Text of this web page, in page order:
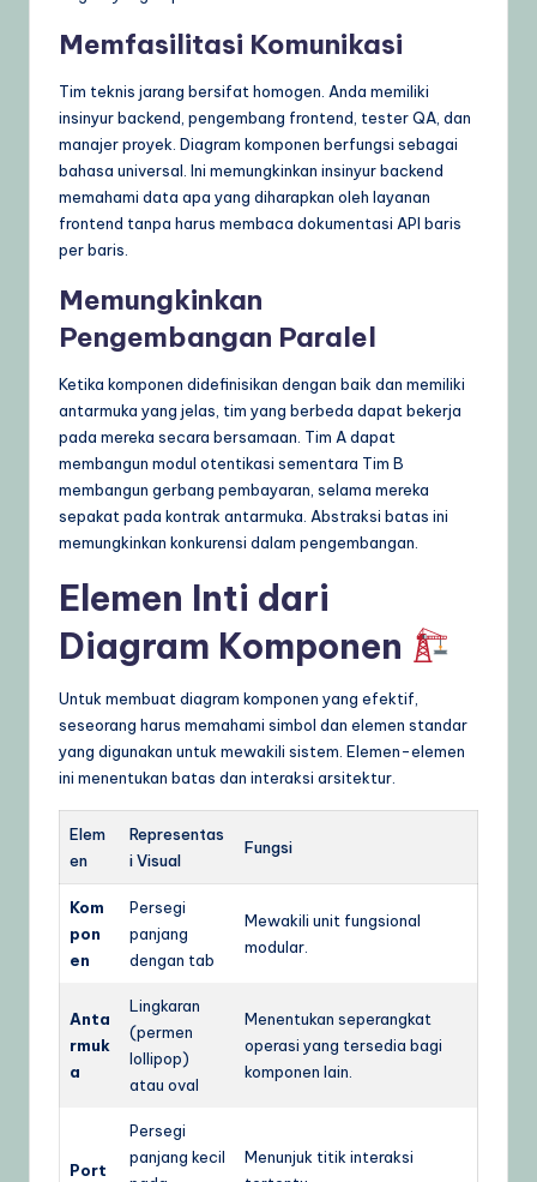
Memfasilitasi Komunikasi
Tim teknis jarang bersifat homogen. Anda memiliki
insinyur backend, pengembang frontend, tester QA, dan
manajer proyek. Diagram komponen berfungsi sebagai
bahasa universal. Ini memungkinkan insinyur backend
memahami data apa yang diharapkan oleh layanan
frontend tanpa harus membaca dokumentasi API baris
per baris.
Memungkinkan
Pengembangan Paralel
Ketika komponen didefinisikan dengan baik dan memiliki
antarmuka yang jelas, tim yang berbeda dapat bekerja
pada mereka secara bersamaan. Tim A dapat
membangun modul otentikasi sementara Tim B
membangun gerbang pembayaran, selama mereka
sepakat pada kontrak antarmuka. Abstraksi batas ini
memungkinkan konkurensi dalam pengembangan.
Elemen Inti dari
Diagram Komponen
Untuk membuat diagram komponen yang efektif,
seseorang harus memahami simbol dan elemen standar
yang digunakan untuk mewakili sistem. Elemen-elemen
ini menentukan batas dan interaksi arsitektur.
Elem
en
Representas
i Visual
Fungsi
Kom
pon
en
Persegi
panjang
dengan tab
Mewakili unit fungsional
modular.
Anta
rmuk
a
Lingkaran
(permen
lollipop)
atau oval
Menentukan seperangkat
operasi yang tersedia bagi
komponen lain.
Port
Persegi
panjang kecil
Menunjuk titik interaksi